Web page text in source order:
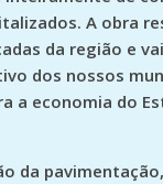
A obra
da região e
dos nossos
a economia do
da